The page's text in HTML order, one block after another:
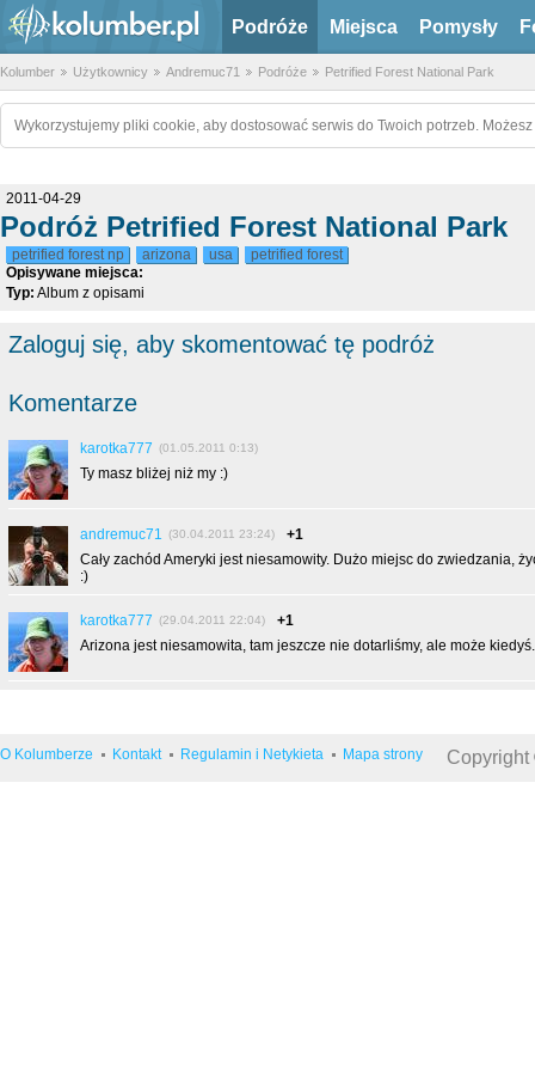
Podróże Miejsca Pomysły
Kolumber Użytkownicy Andremuc71 Podróże Petrified Forest National Park
Wykorzystujemy pliki cookie, aby dostosować serwis do Twoich potrzeb.
2011-04-29
Podróż Petrified Forest National Park
petrified forest np arizona usa
petrified forest
Opisywane miejsca:
Typ: Album z opisami
Zaloguj się, aby skomentować tę podróż
Komentarze
karotka777 (01.05.2011 0:13)
Ty masz bliżej niż my :)
andremuc71 (30.04.2011 23:24)
+1
Cały zachód Ameryki jest niesamowity. Dużo miejsc do zwiedzania,
:)
karotka777 (29.04.2011 22:04)
+1
Arizona jest niesamowita, tam jeszcze nie dotarliśmy, ale może
O Kolumberze Kontakt Regulamin i Netykieta Mapa strony